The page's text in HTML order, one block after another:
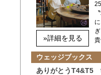
»詳細を見る
ウェッジブックス
ありがとうT4&T5